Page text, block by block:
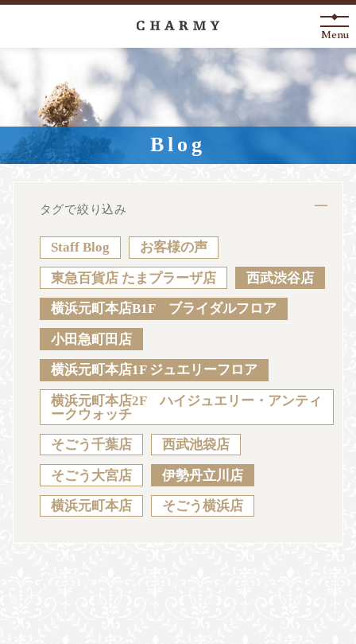
New Arrival
About
Engagement Ring
Anniversary
News Blog
Sustainability Voice Catalog
JA EN CH KO
Menu
Blog
タグで絞り込み
Staff Blog お客様の声
東急百貨店 たまプラーザ店 西武渋谷店
横浜元町本店B1F ブライダルフロア
小田急町田店
横浜元町本店1F ジュエリーフロア
横浜元町本店2F ハイジュエリー・アンティ
ークウォッチ
そごう千葉店 西武池袋店
そごう大宮店 伊勢丹立川店
横浜元町本店 そごう横浜店